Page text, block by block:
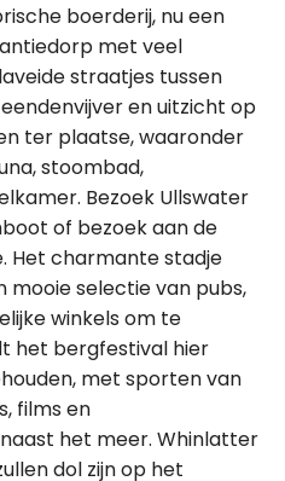
boerderij, nu een
met veel
straatjes tussen
en uitzicht op
ter plaatse, waaronder
stoombad,
Bezoek Ullswater
of bezoek aan de
Het charmante stadje
mooie selectie van pubs,
winkels om te
het bergfestival hier
met sporten van
films en
het meer. Whinlatter
dol zijn op het